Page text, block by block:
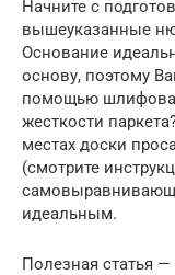
Начните с
вышеуказанные
Основание
основу, поэтому
помощью
жесткости
местах доски
(смотрите
идеальным.
Полезная статья